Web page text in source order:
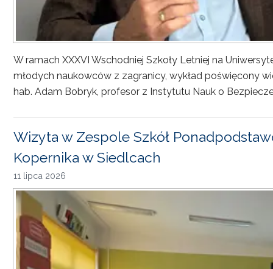
W ramach XXXVI Wschodniej Szkoły Letniej na
młodych naukowców z zagranicy, wykład poświęcony
hab. Adam Bobryk, profesor z Instytutu Nauk o
Wizyta w Zespole Szkół
Kopernika w Siedlcach
11 lipca 2026